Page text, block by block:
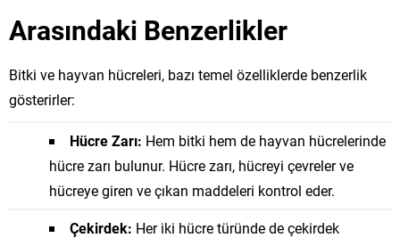
Arasındaki Benzerlikler
Bitki ve hayvan hücreleri, bazı temel özelliklerde benzerlik
gösterirler:
Hücre Zarı: Hem bitki hem de hayvan hücrelerinde
hücre zarı bulunur. Hücre zarı, hücreyi çevreler ve
hücreye giren ve çıkan maddeleri kontrol eder.
Çekirdek: Her iki hücre türünde de çekirdek